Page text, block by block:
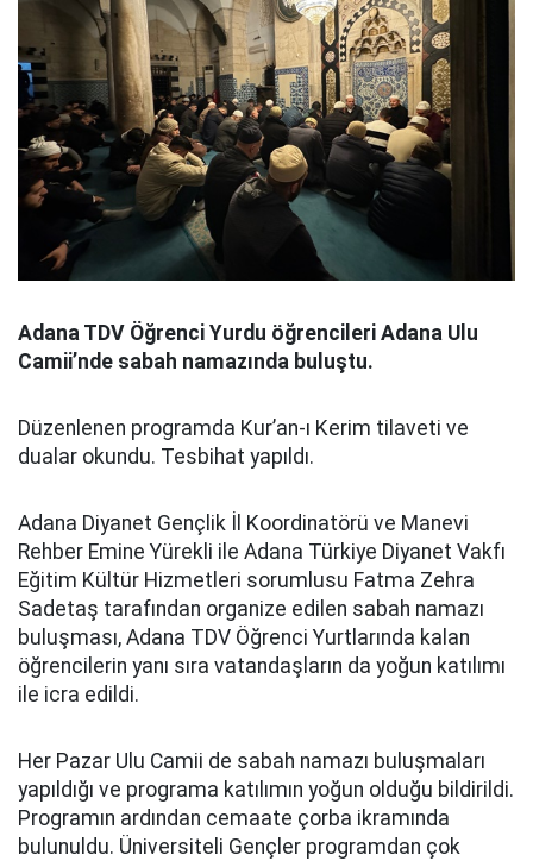
Adana TDV Öğrenci Yurdu öğrencileri Adana Ulu
Camii’nde sabah namazında buluştu.
Düzenlenen programda Kur’an-ı Kerim tilaveti ve
dualar okundu. Tesbihat yapıldı.
Adana Diyanet Gençlik İl Koordinatörü ve Manevi
Rehber Emine Yürekli ile Adana Türkiye Diyanet Vakfı
Eğitim Kültür Hizmetleri sorumlusu Fatma Zehra
Sadetaş tarafından organize edilen sabah namazı
buluşması, Adana TDV Öğrenci Yurtlarında kalan
öğrencilerin yanı sıra vatandaşların da yoğun katılımı
ile icra edildi.
Her Pazar Ulu Camii de sabah namazı buluşmaları
yapıldığı ve programa katılımın yoğun olduğu bildirildi.
Programın ardından cemaate çorba ikramında
bulunuldu. Üniversiteli Gençler programdan çok